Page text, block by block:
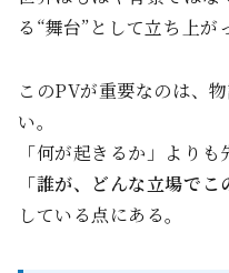
る“舞台”として立ち上が
このPVが重要なのは、
い。
「何が起きるか」よりも
「誰が、どんな立場で
している点にある。